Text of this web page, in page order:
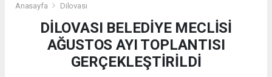
Anasayfa Dilovası
DİLOVASI BELEDİYE MECLİSİ
AĞUSTOS AYI TOPLANTISI
GERÇEKLEŞTİRİLDİ